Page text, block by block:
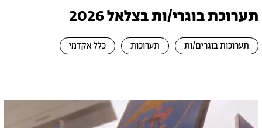
תערוכת בוגרי/ות בצלאל 2026
תערוכות בוגרים/ות תערוכות כלל אקדמי